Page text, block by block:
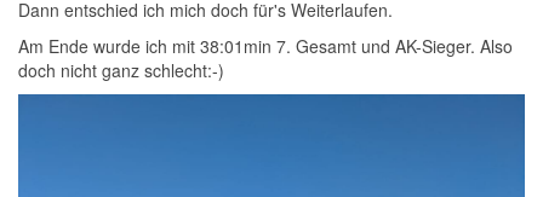
Dann entschied ich mich doch für's Weiterlaufen.
Am Ende wurde ich mit 38:01min 7. Gesamt und AK-Sieger. Also
doch nicht ganz schlecht:-)